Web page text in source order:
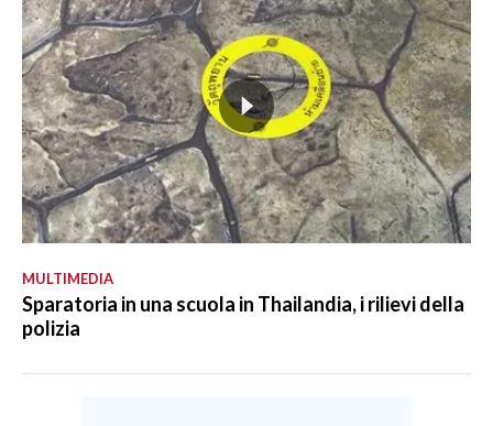
MULTIMEDIA
Sparatoria in una scuola in Thailandia, i rilievi della
polizia